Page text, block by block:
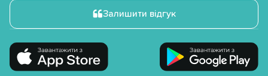
Залишити відгук